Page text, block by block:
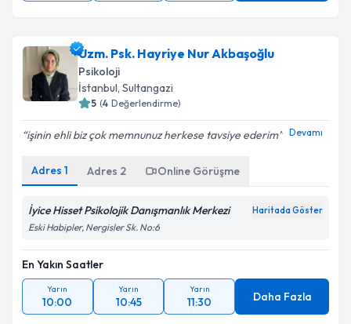
Uzm. Psk. Hayriye Nur Akbaşoğlu
Psikoloji
İstanbul, Sultangazi
5 (4 Değerlendirme)
işinin ehli biz çok memnunuz herkese tavsiye ederim Devamı
Adres 1 Adres 2 Online Görüşme
İyice Hisset Psikolojik Danışmanlık Merkezi Haritada Göster
Eski Habipler, Nergisler Sk. No:6
En Yakın Saatler
Yarın
10:00
Yarın
10:45
Yarın
11:30 Daha Fazla